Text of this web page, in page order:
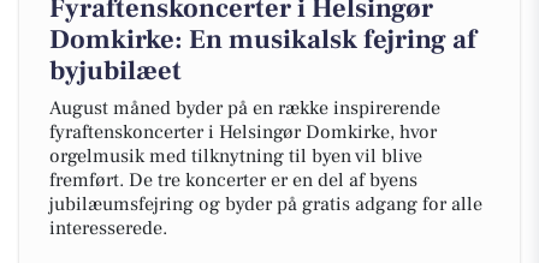
Fyraftenskoncerter i Helsingør
Domkirke: En musikalsk fejring af
byjubilæet
August måned byder på en række inspirerende
fyraftenskoncerter i Helsingør Domkirke, hvor
orgelmusik med tilknytning til byen vil blive
fremført. De tre koncerter er en del af byens
jubilæumsfejring og byder på gratis adgang for alle
interesserede.